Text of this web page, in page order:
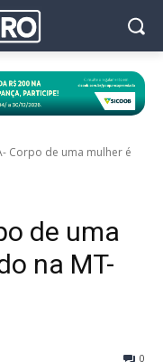
Corpo de uma mulher é
de uma
na MT-
0